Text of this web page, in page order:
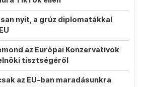
nyit, a grúz diplomatákkal
az Európai Konzervatívok
tisztségéről
az EU-ban maradásunkra